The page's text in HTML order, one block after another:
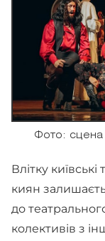
Фото: сцена
Влітку
киян
до
колективів з